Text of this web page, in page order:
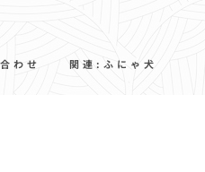
わせ 関連:ふにゃ犬